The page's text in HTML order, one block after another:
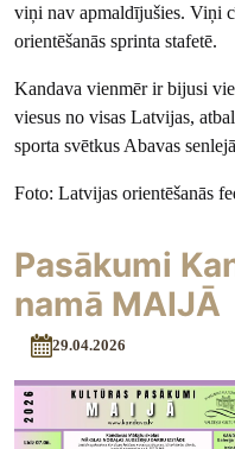
viņi nav apmaldījušies. Viņi
orientēšanās sprinta stafetē.
Kandava vienmēr ir bijusi
viesus no visas Latvijas,
sporta svētkus Abavas
Foto: Latvijas orientēšanās
Pasākumi
namā MAIJĀ
29.04.2026